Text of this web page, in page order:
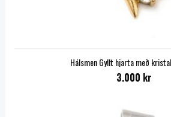
Hálsmen Gyllt hjarta með
3.000 kr